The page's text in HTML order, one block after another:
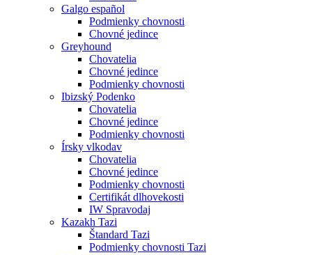
Galgo español
Podmienky chovnosti
Chovné jedince
Greyhound
Chovatelia
Chovné jedince
Podmienky chovnosti
Ibizský Podenko
Chovatelia
Chovné jedince
Podmienky chovnosti
Írsky vlkodav
Chovatelia
Chovné jedince
Podmienky chovnosti
Certifikát dlhovekosti
IW Spravodaj
Kazakh Tazi
Štandard Tazi
Podmienky chovnosti Tazi